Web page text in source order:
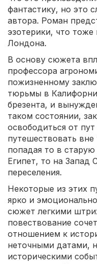
фантастику, но это
автора. Роман
эзотерики, что
Лондона.
В основу сюжета
профессора
пожизненному
тюрьмы в
брезента, и
таком состоянии,
освободиться от
путешествовать вне
попадая то в
Египет, то на
переселения.
Некоторые из этих
ярко и
сюжет легкими
повествование
отношением к
неточными датами,
историческими